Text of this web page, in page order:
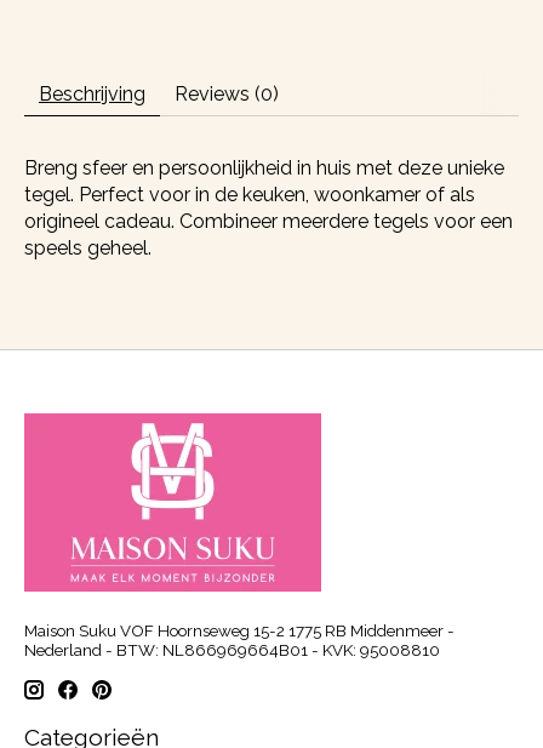
Beschrijving Reviews (0)
Breng sfeer en persoonlijkheid in huis met deze unieke
tegel. Perfect voor in de keuken, woonkamer of als
origineel cadeau. Combineer meerdere tegels voor een
speels geheel.
Maison Suku VOF Hoornseweg 15-2 1775 RB Middenmeer -
Nederland - BTW: NL866969664B01 - KVK: 95008810
Categorieën